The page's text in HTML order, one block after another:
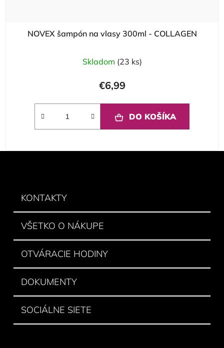
NOVEX šampón na vlasy 300ml - COLLAGEN
Skladom (23 ks)
€6,99
DO KOŠÍKA
KONTAKTY
VŠETKO O NÁKUPE
OTVÁRACIE HODINY
DOKUMENTY
SOCIÁLNE SIETE